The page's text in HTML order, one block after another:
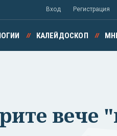
Вход Регистрация
КАЛЕЙДОСКОП
вече